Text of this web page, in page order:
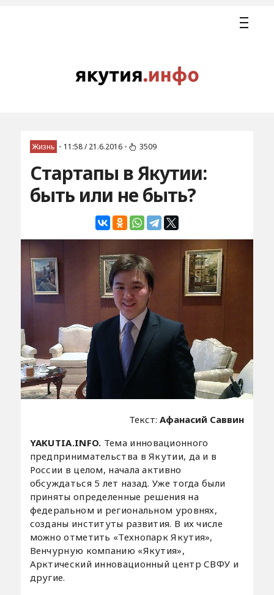
Жизнь • 11:58 / 21.6.2016 • 3509
Стартапы в Якутии:
быть или не быть?
Текст:Афанасий Саввин
YAKUTIA.INFO. Тема инновационного
предпринимательства в Якутии, да и в
России в целом, начала активно
обсуждаться 5 лет назад. Уже тогда были
приняты определенные решения на
федеральном и региональном уровнях,
созданы институты развития. В их числе
можно отметить «Технопарк Якутия»,
Венчурную компанию «Якутия»,
Арктический инновационный центр СВФУ и
другие.